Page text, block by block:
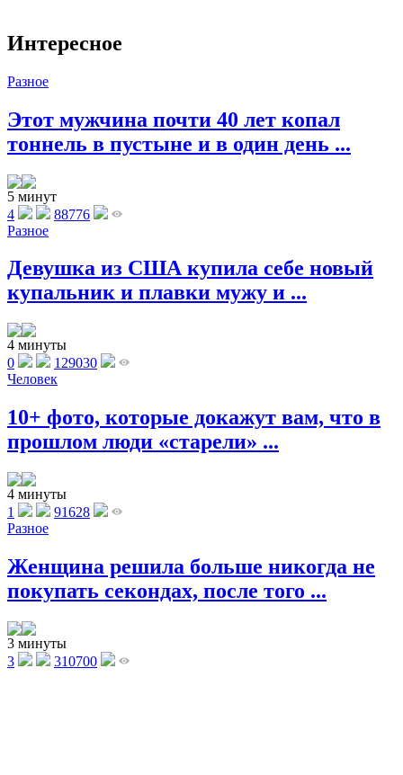
Интересное
Разное
Этот мужчина почти 40 лет копал
тоннель в пустыне и в один день ...
5 минут
4
88776
Разное
Девушка из США купила себе новый
купальник и плавки мужу и ...
4 минуты
0
129030
Человек
10+ фото, которые докажут вам, что в
прошлом люди «старели» ...
4 минуты
1
91628
Разное
Женщина решила больше никогда не
покупать секондах, после того ...
3 минуты
3
310700